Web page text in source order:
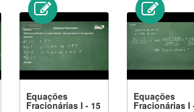
Equações
Fracionárias I - 15
Equações
Fracionárias I